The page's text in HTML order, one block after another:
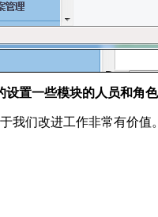
置一些模块的人员和角
我们改进工作非常有价值